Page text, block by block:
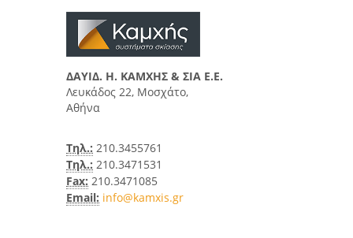
ΔΑΥΙΔ. Η. ΚΑΜΧΗΣ & ΣΙΑ E.E.
Λευκάδος 22, Μοσχάτο,
Αθήνα
Τηλ.: 210.3455761
Τηλ.: 210.3471531
Fax: 210.3471085
Email: info@kamxis.gr